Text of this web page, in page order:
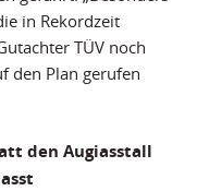
in Rekordzeit
TÜV noch
den Plan gerufen
den Augiasstall